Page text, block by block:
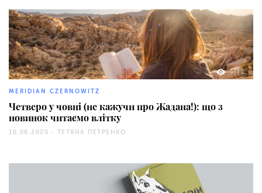
5433
MERIDIAN CZERNOWITZ
Четверо у човні (не кажучи про Жадана!): що з
новинок читаємо влітку
10.06.2020 - ТЕТЯНА ПЕТРЕНКО